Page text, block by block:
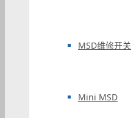
MSD维修开关
Mini MSD